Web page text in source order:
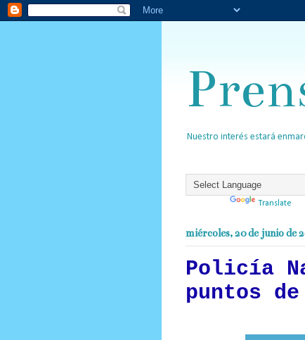
Nuestro interés estará
Translate
miércoles, 20 de junio de
Policía
puntos